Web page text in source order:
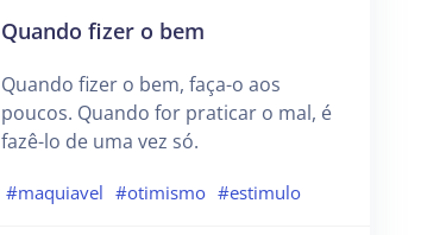
Quando fizer o bem
Quando fizer o bem, faça-o aos
poucos. Quando for praticar o mal, é
fazê-lo de uma vez só.
#maquiavel #otimismo #estimulo